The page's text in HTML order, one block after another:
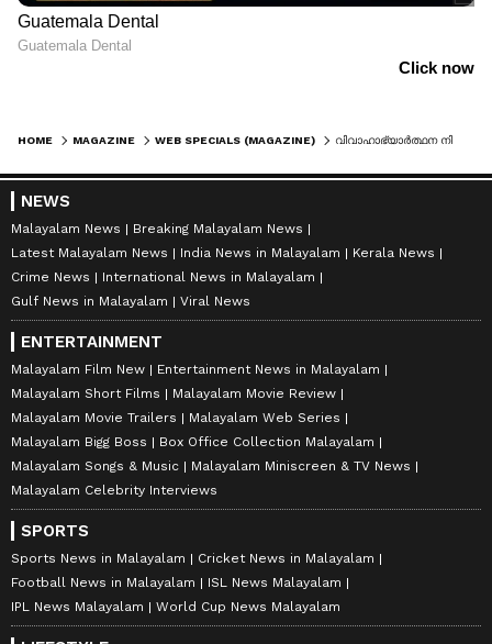
HOME MAGAZINE WEB SPECIALS (MAGAZINE)
NEWS
Malayalam News
Breaking Malayalam News
Latest Malayalam News
India News in Malayalam
Kerala News
Crime News
International News in Malayalam
Gulf News in Malayalam
Viral News
ENTERTAINMENT
Malayalam Film New
Entertainment News in Malayalam
Malayalam Short Films
Malayalam Movie Review
Malayalam Movie Trailers
Malayalam Web Series
Malayalam Bigg Boss
Box Office Collection Malayalam
Malayalam Songs & Music
Malayalam Miniscreen & TV News
Malayalam Celebrity Interviews
SPORTS
Sports News in Malayalam
Cricket News in Malayalam
Football News in Malayalam
ISL News Malayalam
IPL News Malayalam
World Cup News Malayalam